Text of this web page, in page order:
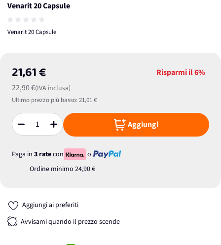
Venarit 20 Capsule
Venarit 20 Capsule
21,61 €
22,90 €(IVA inclusa)
Risparmi il6%
Ultimo prezzo più basso:21,01 €
Quantità Aggiungi
Paga in 3 ratecon
o
Ordine minimo 24,90 €
Aggiungi ai preferiti
Avvisami quando il prezzo scende